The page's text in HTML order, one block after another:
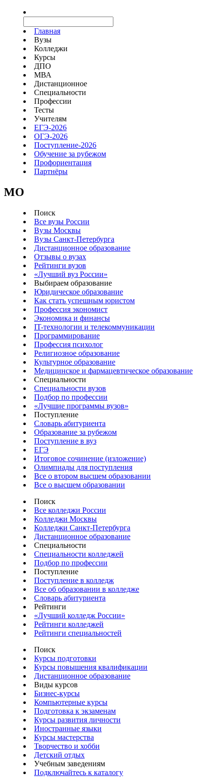
Главная
Вузы
Колледжи
Курсы
ДПО
МВА
Дистанционное
Специальности
Профессии
Тесты
Учителям
ЕГЭ-2026
ОГЭ-2026
Поступление-2026
Обучение за рубежом
Профориентация
Партнёры
MO
Поиск
Все вузы России
Вузы Москвы
Вузы Санкт-Петербурга
Дистанционное образование
Отзывы о вузах
Рейтинги вузов
«Лучший вуз России»
Выбираем образование
Юридическое образование
Как стать успешным юристом
Профессия экономист
Экономика и финансы
IT-технологии и телекоммуникации
Программирование
Профессия психолог
Религиозное образование
Культурное образование
Медицинское и фармацевтическое образование
Специальности
Специальности вузов
Подбор по профессии
«Лучшие программы вузов»
Поступление
Словарь абитуриента
Образование за рубежом
Поступление в вуз
ЕГЭ
Итоговое сочинение (изложение)
Олимпиады для поступления
Все о втором высшем образовании
Все о высшем образовании
Поиск
Все колледжи России
Колледжи Москвы
Колледжи Санкт-Петербурга
Дистанционное образование
Специальности
Специальности колледжей
Подбор по профессии
Поступление
Поступление в колледж
Все об образовании в колледже
Словарь абитуриента
Рейтинги
«Лучший колледж России»
Рейтинги колледжей
Рейтинги специальностей
Поиск
Курсы подготовки
Курсы повышения квалификации
Дистанционное образование
Виды курсов
Бизнес-курсы
Компьютерные курсы
Подготовка к экзаменам
Курсы развития личности
Иностранные языки
Курсы мастерства
Творчество и хобби
Детский отдых
Учебным заведениям
Подключайтесь к каталогу